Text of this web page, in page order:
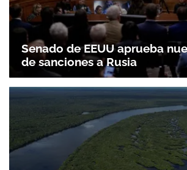
Senado de EEUU aprueba
de sanciones a Rusia